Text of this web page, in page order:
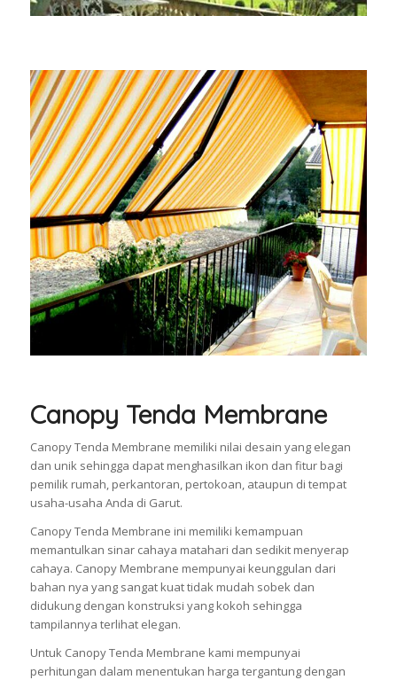
Canopy Tenda Membrane
Canopy Tenda Membrane memiliki nilai desain yang elegan
dan unik sehingga dapat menghasilkan ikon dan fitur bagi
pemilik rumah, perkantoran, pertokoan, ataupun di tempat
usaha-usaha Anda di Garut.
Canopy Tenda Membrane ini memiliki kemampuan
memantulkan sinar cahaya matahari dan sedikit menyerap
cahaya. Canopy Membrane mempunyai keunggulan dari
bahan nya yang sangat kuat tidak mudah sobek dan
didukung dengan konstruksi yang kokoh sehingga
tampilannya terlihat elegan.
Untuk Canopy Tenda Membrane kami mempunyai
perhitungan dalam menentukan harga tergantung dengan